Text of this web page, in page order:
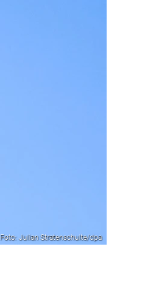
Foto: Julian Stratenschulte/dpa